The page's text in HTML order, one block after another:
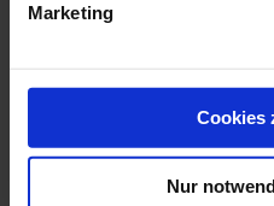
Marketing
Cookies
Nur
we think